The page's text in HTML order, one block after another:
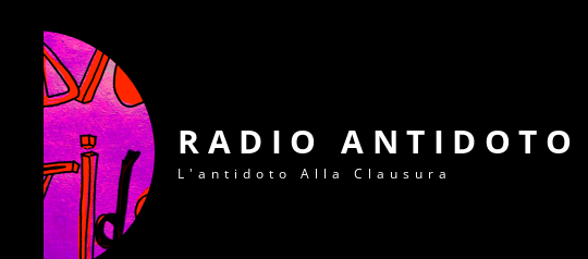
RADIO ANTIDOTO
L'antidoto Alla Clausura